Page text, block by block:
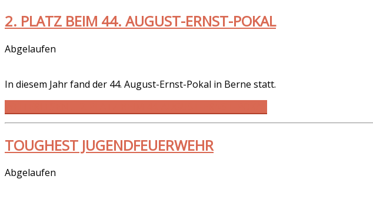
2. PLATZ BEIM 44. AUGUST-ERNST-POKAL
Abgelaufen
In diesem Jahr fand der 44. August-Ernst-Pokal in Berne statt.
TOUGHEST JUGENDFEUERWEHR
Abgelaufen